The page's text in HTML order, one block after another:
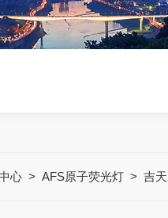
心 > AFS原子荧光灯 > 吉